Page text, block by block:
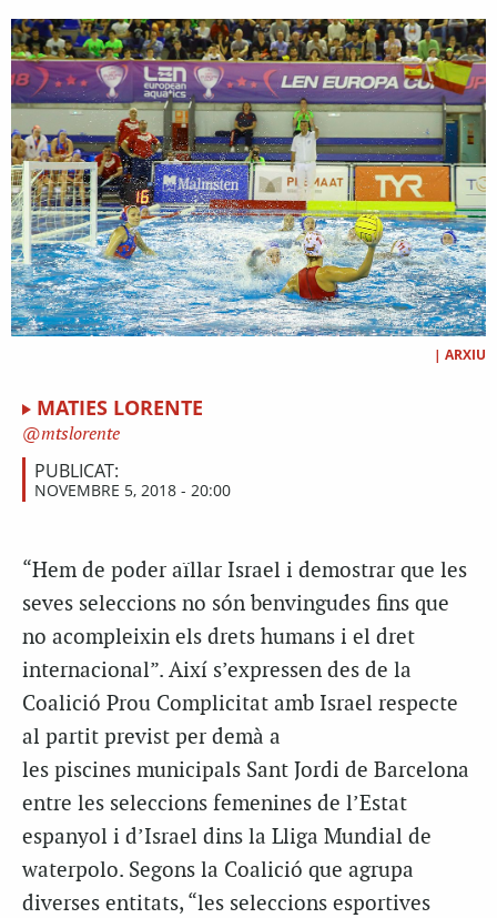
| ARXIU
MATIES LORENTE
mtslorente
PUBLICAT:
NOVEMBRE 5, 2018 - 20:00
“Hem de poder aïllar Israel i demostrar que les
seves seleccions no són benvingudes fins que
no acompleixin els drets humans i el dret
internacional”. Així s’expressen des de la
Coalició Prou Complicitat amb Israel respecte
al partit previst per demà a
les piscines municipals Sant Jordi de Barcelona
entre les seleccions femenines de l’Estat
espanyol i d’Israel dins la Lliga Mundial de
waterpolo. Segons la Coalició que agrupa
diverses entitats, “les seleccions esportives